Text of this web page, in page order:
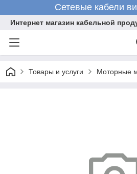
Сетевые кабели
Интернет магазин кабельной
Товары и услуги Моторные